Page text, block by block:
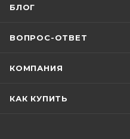
БЛОГ
ВОПРОС-ОТВЕТ
КОМПАНИЯ
КАК КУПИТЬ